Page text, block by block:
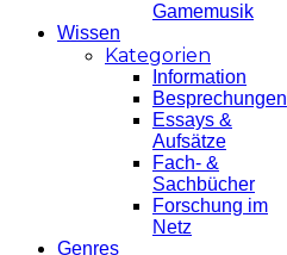
Gamemusik
Wissen
Kategorien
Information
Besprechungen
Essays &
Aufsätze
Fach- &
Sachbücher
Forschung im
Netz
Genres